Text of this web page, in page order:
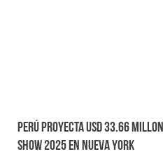
Perú proyecta USD 33.66
Show 2025 en Nueva York